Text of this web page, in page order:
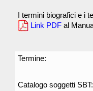
I termini biografici e i
Link PDF al
Termine:
Catalogo soggetti SBT: